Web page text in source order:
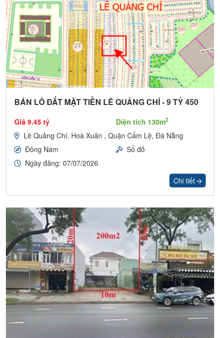
BÁN LÔ ĐẤT MẶT TIỀN LÊ QUẢNG CHÍ - 9 TỶ 450
Giá 9.45 tỷ Diện tích 130m2
Lê Quảng Chí, Hoà Xuân , Quận Cẩm Lệ, Đà Nẵng
Đông Nam
Sổ đỏ
Ngày đăng: 07/07/2026
Chi tiết